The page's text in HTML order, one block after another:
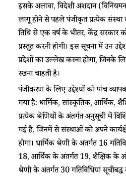
इसके अलावा, विदेशी अंशदान
लागू होने से पहले पंजीकृत प्रत्येक संस्था
तिथि से एक वर्ष के भीतर, केंद्र सरकार
प्रस्तुत करनी होगी। इस सूचना में उन
प्रदेशों का उल्लेख करना होगा, जिनके
रखना चाहती है।
पंजीकरण के लिए उद्देश्यों को पांच
गया है: धार्मिक, सांस्कृतिक, आर्थिक,
प्रत्येक श्रेणियों के अंतर्गत अनुसूची में
गई है, जिनमें से संस्थाओं को अपने
होगा। धार्मिक श्रेणी के अंतर्गत 16
18, आर्थिक के अंतर्गत 19, शैक्षिक के
श्रेणी के अंतर्गत 30 गतिविधियां